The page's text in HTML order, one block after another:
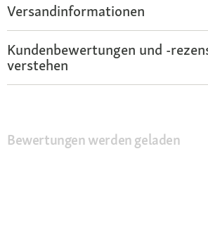
Versandinformationen
Kundenbewertungen und -
verstehen
Bewertungen werden geladen